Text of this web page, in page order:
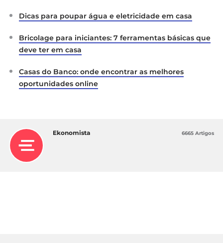
Dicas para poupar água e eletricidade em casa
Bricolage para iniciantes: 7 ferramentas básicas que
deve ter em casa
Casas do Banco: onde encontrar as melhores
oportunidades online
Ekonomista 6665 Artigos